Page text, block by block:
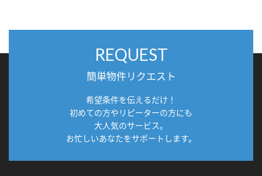
REQUEST
簡単物件リクエスト
希望条件を伝えるだけ！
初めての方やリピーターの方にも
大人気のサービス。
お忙しいあなたをサポートします。